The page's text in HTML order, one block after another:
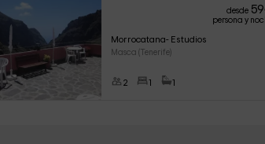
desde 59
persona y
Morrocatana- Estudios
Masca (Tenerife)
2 1 1